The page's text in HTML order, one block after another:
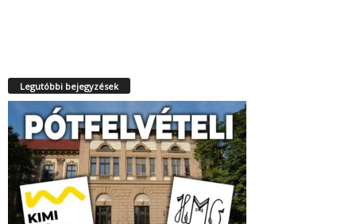
Legutóbbi bejegyzések